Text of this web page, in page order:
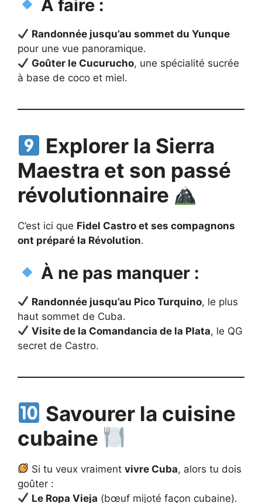
À faire :
Randonnée jusqu’au sommet du Yunque
pour une vue panoramique.
Goûter le Cucurucho, une spécialité sucrée
à base de coco et miel.
Explorer la Sierra
Maestra et son passé
révolutionnaire
C’est ici que Fidel Castro et ses compagnons
ont préparé la Révolution.
À ne pas manquer :
Randonnée jusqu’au Pico Turquino, le plus
haut sommet de Cuba.
Visite de la Comandancia de la Plata, le QG
secret de Castro.
Savourer la cuisine
cubaine
Si tu veux vraimentvivre Cuba, alors tu dois
goûter :
Le Ropa Vieja (bœuf mijoté façon cubaine).